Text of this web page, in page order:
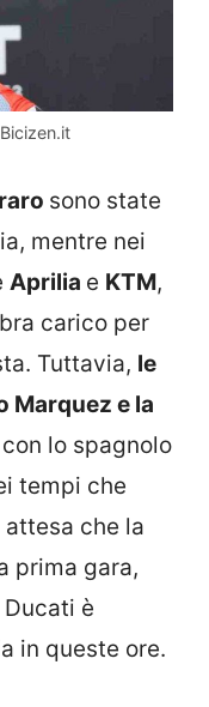
sono state
mentre nei
Aprilia e KTM,
carico per
Tuttavia, le
Marquez e la
con lo spagnolo
tempi che
che la
prima gara,
è
in queste ore.